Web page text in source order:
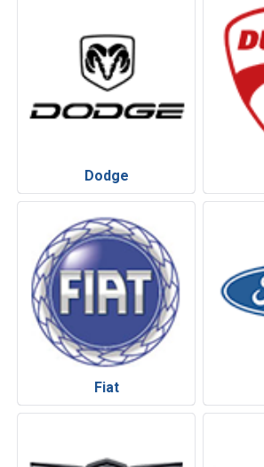
Dodge
Fiat